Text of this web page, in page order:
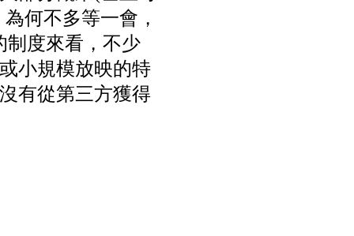
何不多等一會，
制度來看，不少
小規模放映的特
有從第三方獲得